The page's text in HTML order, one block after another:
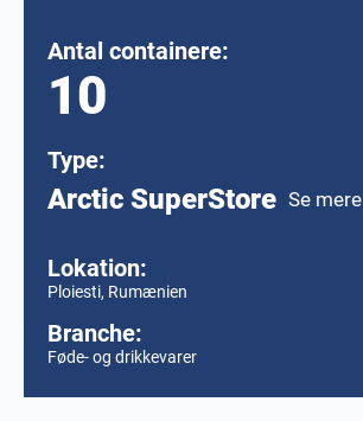
Antal containere:
10
Type:
Arctic SuperStore Se mere
Lokation:
Ploiesti, Rumænien
Branche:
Føde- og drikkevarer